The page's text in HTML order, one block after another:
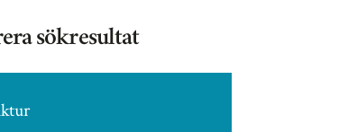
sökresultat